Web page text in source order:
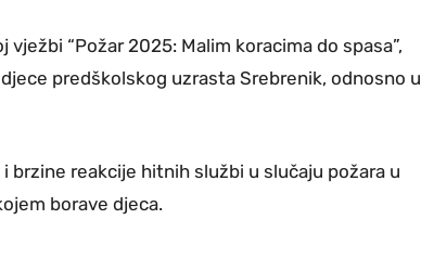
“Požar 2025: Malim koracima do spasa”,
predškolskog uzrasta Srebrenik, odnosno u
brzine reakcije hitnih službi u slučaju požara u
borave djeca.